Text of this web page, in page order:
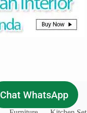
Chat WhatsApp